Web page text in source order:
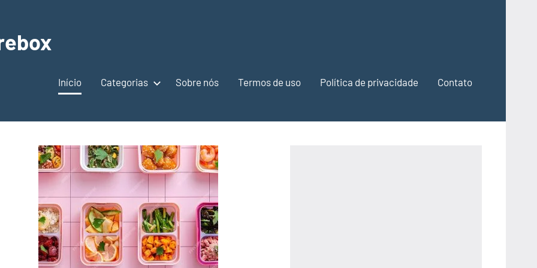
Início Categorias Sobre nós Termos de uso Política de privacidade Contato